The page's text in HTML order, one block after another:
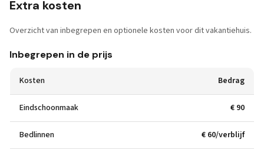
Extra kosten
Overzicht van inbegrepen en optionele kosten voor dit vakantiehuis.
Inbegrepen in de prijs
Kosten Bedrag
Eindschoonmaak € 90
Bedlinnen € 60/verblijf